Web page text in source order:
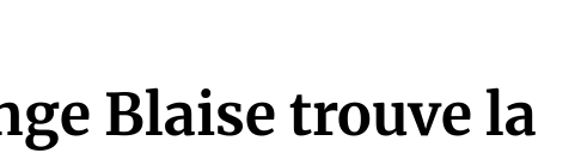
Blaise trouve la